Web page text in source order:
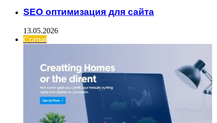
SEO оптимизация для сайта
13.05.2026
Статьи